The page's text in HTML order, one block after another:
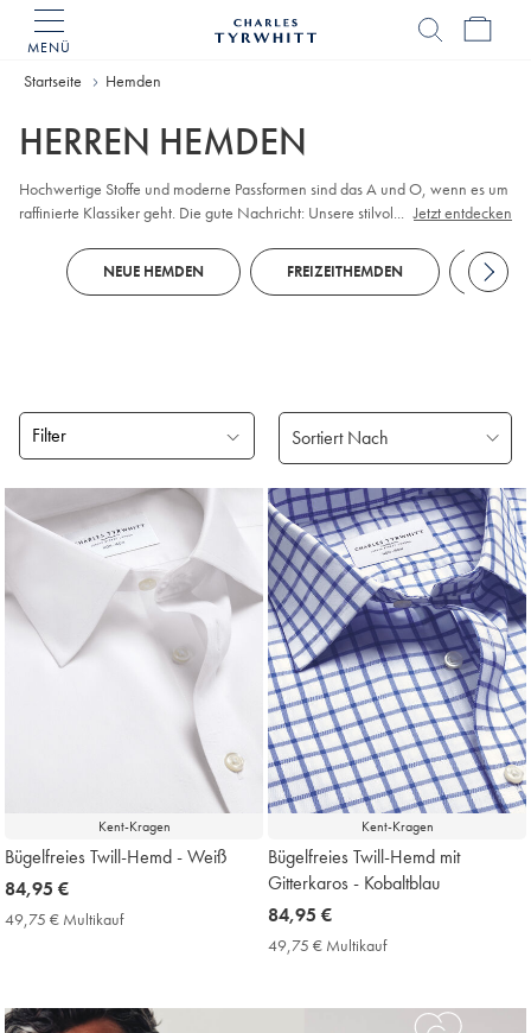
MENÜ
Home
Startseite Hemden
HERREN HEMDEN
Hochwertige Stoffe und moderne Passformen sind das A und O, wenn es um
raffinierte Klassiker geht. Die gute Nachricht: Unsere stilvollen
mit unifarbenen oder gemusterten bügelfreien Modellen, die auch im
Sitzungssaal überzeugen. Wenn der Golfclub ruft, entscheiden Sie sich für
... Jetzt entdecken
NEUE HEMDEN FREIZEITHEMDEN
Filter
Produke
18
Kent-Kragen
Bügelfreies Twill-Hemd - Weiß
now
84,95
84,95 €
49,75 € Multikauf49,75
Kent-Kragen
Bügelfreies Twill-Hemd mit
Gitterkaros - Kobaltblau
now
84,95
84,95 €
49,75 € Multikauf49,75
Price